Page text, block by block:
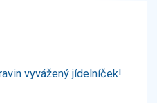
vyvážený jídelníček!